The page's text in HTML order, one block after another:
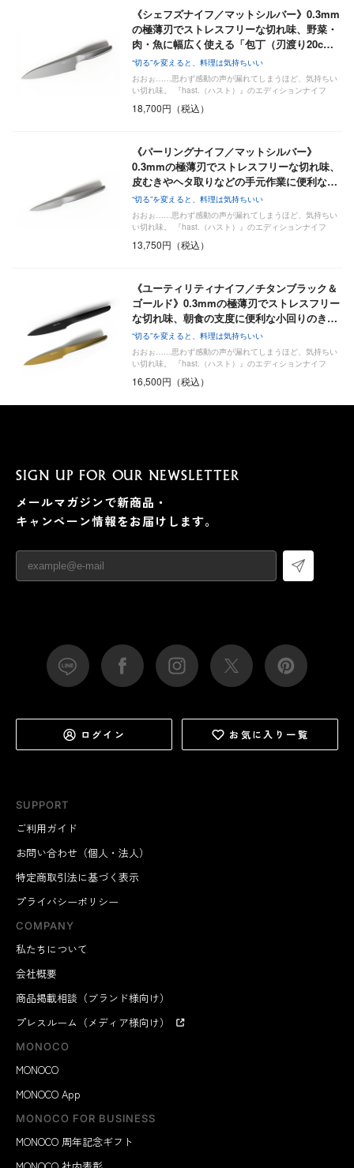
《シェフズナイフ／マットシルバー》0.3mm
の極薄刃でストレスフリーな切れ味、野菜・
肉・魚に幅広く使える「包丁（刃渡り20c…
“切る”を変えると、料理は気持ちいい
おおぉ……思わず感動の声が漏れてしまうほど、気持ちい
い切れ味。 『hast.（ハスト）』のエディションナイフ
18,700円（税込）
《パーリングナイフ／マットシルバー》
0.3mmの極薄刃でストレスフリーな切れ味、
皮むきやヘタ取りなどの手元作業に便利な…
“切る”を変えると、料理は気持ちいい
おおぉ……思わず感動の声が漏れてしまうほど、気持ちい
い切れ味。 『hast.（ハスト）』のエディションナイフ
13,750円（税込）
《ユーティリティナイフ／チタンブラック＆
ゴールド》0.3mmの極薄刃でストレスフリー
な切れ味、朝食の支度に便利な小回りのき…
“切る”を変えると、料理は気持ちいい
おおぉ……思わず感動の声が漏れてしまうほど、気持ちい
い切れ味。 『hast.（ハスト）』のエディションナイフ
16,500円（税込）
SUPPORT
ご利用ガイド
お問い合わせ（個人・法人）
特定商取引法に基づく表示
プライバシーポリシー
COMPANY
私たちについて
会社概要
商品掲載相談（ブランド様向け）
プレスルーム（メディア様向け）
MONOCO
MONOCO
MONOCO App
MONOCO FOR BUSINESS
MONOCO 周年記念ギフト
SIGN UP FOR OUR NEWSLETTER
メールマガジンで新商品・
キャンペーン情報をお届けします。
ログイン お気に入り一覧